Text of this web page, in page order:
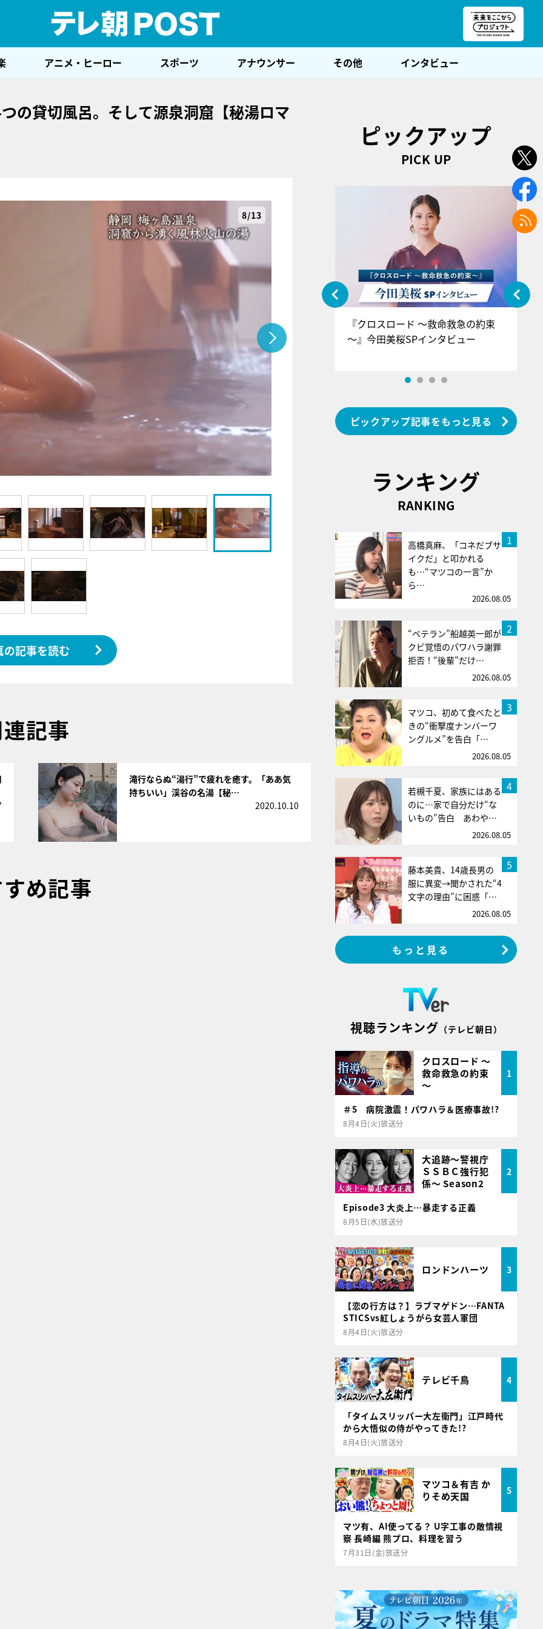
アニメ・ヒーロー スポーツ アナウンサー その他 インタビュー
の貸切風呂。そして源泉洞窟【秘湯ロマ
8/13
の記事を読む
記事
滝行ならぬ“湯行”で疲れを癒す。「ああ気
持ちいい」渓谷の名湯【秘…
2020.10.10
め記事
ピックアップ
PICK UP
『アイ＝ラブ！げーみんぐ』＝LOV
E齋藤樹愛羅＆佐々木舞香SPインタ
ビュー
『クロスロード ～救命救急の約束
～』今田美桜SPインタビュー
ピックアップ記事をもっと見る
ランキング
RANKING
1
高橋真麻、「コネだブサ
イクだ」と叩かれる
も…“マツコの一言”か
ら…
2026.08.05
2
“ベテラン”船越英一郎が
クビ覚悟のパワハラ謝罪
拒否！“後輩”だけ…
2026.08.05
3
マツコ、初めて食べたと
きの“衝撃度ナンバーワ
ングルメ”を告白「…
2026.08.05
4
若槻千夏、家族にはある
のに…家で自分だけ“な
いもの”告白 あわや…
2026.08.05
5
藤本美貴、14歳長男の
服に異変→聞かされた“4
文字の理由”に困惑「…
2026.08.05
もっと見る
視聴ランキング （テレビ朝日）
クロスロード ～
救命救急の約束
～
1
＃5 病院激震！パワハラ＆医療事故!?
8月4日(火)放送分
大追跡～警視庁
ＳＳＢＣ強行犯
係～ Season2
2
Episode3 大炎上…暴走する正義
8月5日(水)放送分
ロンドンハーツ 3
【恋の行方は？】ラブマゲドン…FANTA
STICSvs紅しょうがら女芸人軍団
8月4日(火)放送分
テレビ千鳥 4
「タイムスリッパー大左衛門」江戸時代
から大悟似の侍がやってきた!?
8月4日(火)放送分
マツコ＆有吉 か
りそめ天国
5
マツ有、AI使ってる？ U字工事の敵情視
察 長崎編 熊プロ、料理を習う
7月31日(金)放送分